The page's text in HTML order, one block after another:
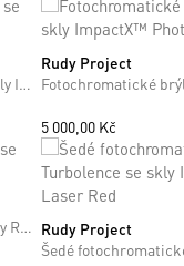
Fotochromatické brýle Rudy Project Rydon se skly ImpactX™ Photochromic 2 Red
ONE SIZE
Rudy Project
5 000,00 Kč
Fialové sluneční brýle Rudy Project Kelion se skly RP Optics Multilaser Sunset
ONE SIZE
Rudy Project